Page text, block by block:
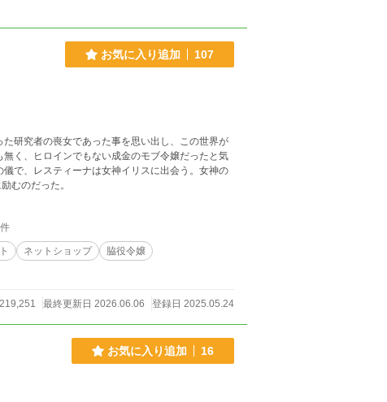
お気に入り追加 107
研究者の喪女であった事を思い出し、この世界が
く、ヒロインでもない成金のモブ令嬢だったと気
で、レスティーナは女神イリスに出会う。女神の
むのだった。
ネットショップ
脇役令嬢
最終更新日 2026.06.06 登録日 2025.05.24
お気に入り追加 16